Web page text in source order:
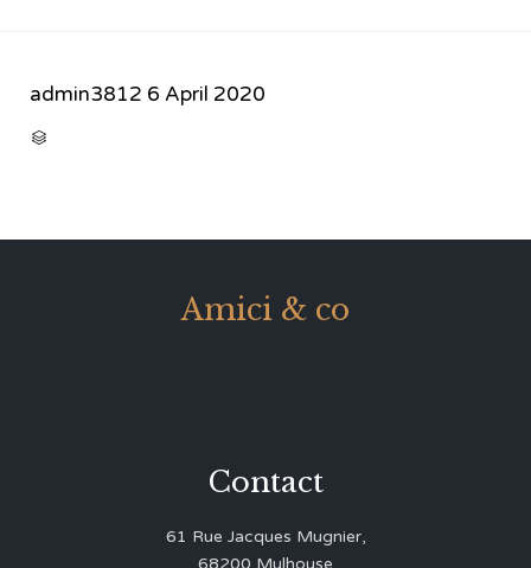
admin3812 6 April 2020

Amici & co
Contact
61 Rue Jacques Mugnier,